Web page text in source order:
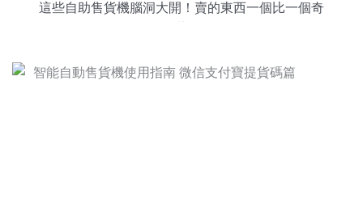
這些自助售貨機腦洞大開！賣的東西一個比一個奇